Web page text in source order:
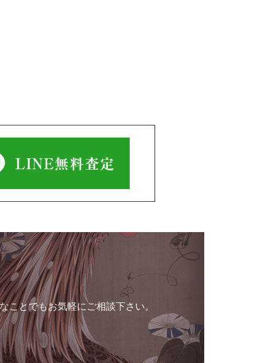
ことでもお気軽にご相談下さい。